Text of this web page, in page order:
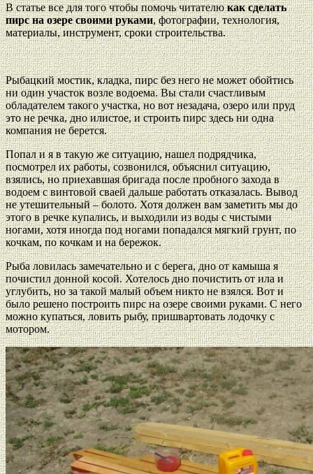
В статье все для того чтобы помочь читателюкак сделать
пирс на озере своими руками, фотографии, технология,
материалы, инструмент, сроки строительства.
Рыбацкий мостик, кладка, пирс без него не может обойтись
ни один участок возле водоема. Вы стали счастливым
обладателем такого участка, но вот незадача, озеро или пруд
это не речка, дно илистое, и строить пирс здесь ни одна
компания не берется.
Попал и я в такую же ситуацию, нашел подрядчика,
посмотрел их работы, созвонился, объяснил ситуацию,
взялись, но приехавшая бригада после пробного захода в
водоем с винтовой сваей дальше работать отказалась. Вывод
не утешительный – болото. Хотя должен вам заметить мы до
этого в речке купались, и выходили из воды с чистыми
ногами, хотя иногда под ногами попадался мягкий грунт, по
кочкам, по кочкам и на бережок.
Рыба ловилась замечательно и с берега, дно от камыша я
почистил донной косой. Хотелось дно почистить от ила и
углубить, но за такой малый объем никто не взялся. Вот и
было решено построить пирс на озере своими руками. С него
можно купаться, ловить рыбу, пришвартовать лодочку с
мотором.